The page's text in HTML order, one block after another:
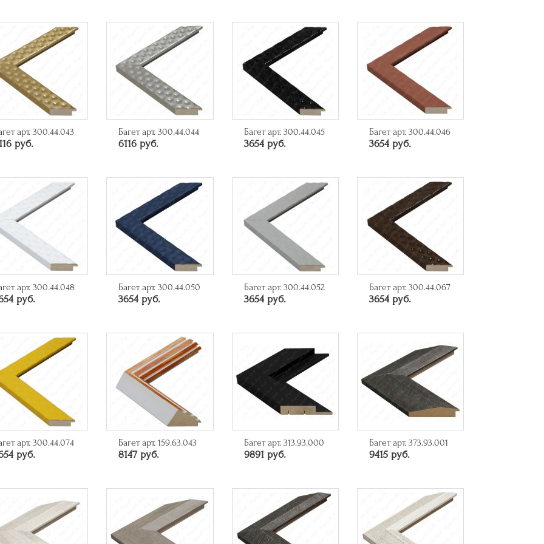
арт. 300.44.043
руб.
Багет арт. 300.44.044
6116 руб.
Багет арт. 300.44.045
3654 руб.
Багет арт. 300.44.046
3654 руб.
арт. 300.44.048
руб.
Багет арт. 300.44.050
3654 руб.
Багет арт. 300.44.052
3654 руб.
Багет арт. 300.44.067
3654 руб.
арт. 300.44.074
руб.
Багет арт. 159.63.043
8147 руб.
Багет арт. 313.93.000
9891 руб.
Багет арт. 373.93.001
9415 руб.